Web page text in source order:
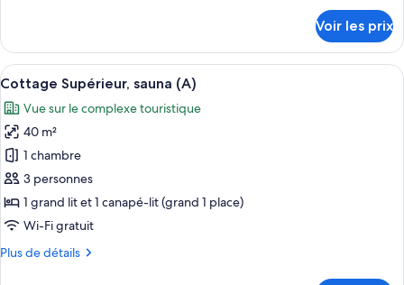
lits,
sauna
le
type
de
chambre
Cottage
Classique,
plusieurs
lits,
sauna
Voir les prix
Afficher
toutes
les
photos
pour
ce
type
de
chambre :
Cottage
Une pièce chaleureuse avec un
8
Cottage Supérieur, sauna (A)
Vue sur le complexe touristique
40 m²
1 chambre
3 personnes
1 grand lit et 1 canapé-lit (grand 1 place)
Wi-Fi gratuit
Plus de détails
Plus